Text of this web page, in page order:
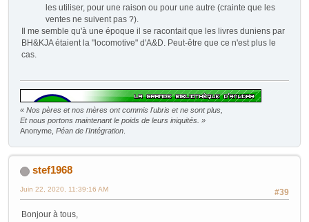
les utiliser, pour une raison ou pour une autre (crainte que les
ventes ne suivent pas ?).
Il me semble qu'à une époque il se racontait que les livres duniens par
BH&KJA étaient la "locomotive" d'A&D. Peut-être que ce n'est plus le
cas.
« Nos pères et nos mères ont commis l'ubris et ne sont plus,
Et nous portons maintenant le poids de leurs iniquités. »
Anonyme, Péan de l'Intégration.
stef1968
#39
Juin 22, 2020, 11:39:16 AM
Bonjour à tous,